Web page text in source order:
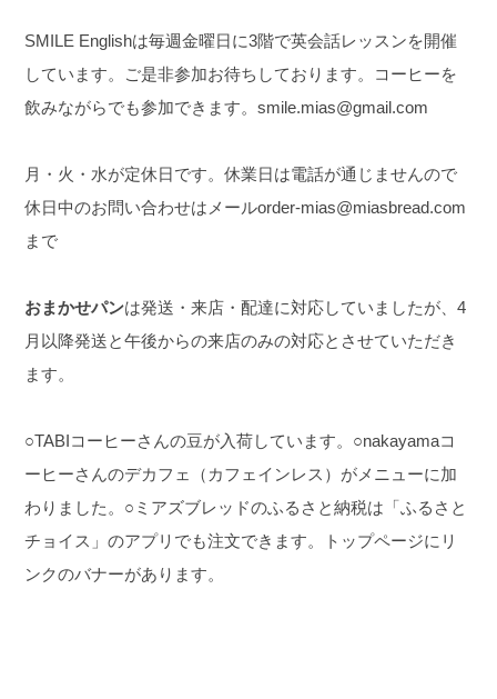
SMILE Englishは毎週金曜日に3階で英会話レッスンを開催
しています。ご是非参加お待ちしております。コーヒーを
飲みながらでも参加できます。smile.mias@gmail.com
月・火・水が定休日です。休業日は電話が通じませんので
休日中のお問い合わせはメールorder-mias@miasbread.com
まで
おまかせパンは発送・来店・配達に対応していましたが、4
月以降発送と午後からの来店のみの対応とさせていただき
ます。
○TABIコーヒーさんの豆が入荷しています。 ○nakayamaコ
ーヒーさんのデカフェ（カフェインレス）がメニューに加
わりました。 ○ミアズブレッドのふるさと納税は「ふるさと
チョイス」のアプリでも注文できます。トップページにリ
ンクのバナーがあります。